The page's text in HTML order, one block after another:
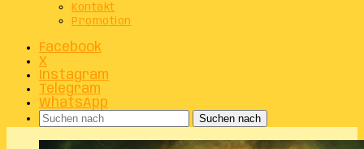
Kontakt
Promotion
Facebook
X
Instagram
Telegram
WhatsApp
Suchen nach